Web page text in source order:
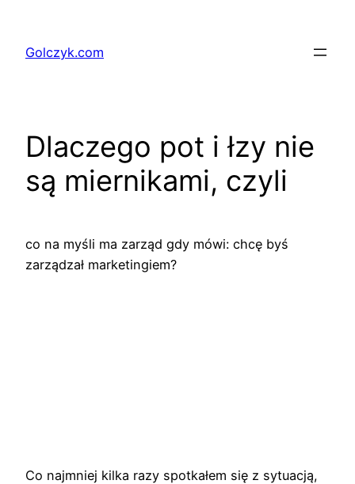
treściGolczyk.com
Dlaczego pot i łzy nie
są miernikami, czyli
co na myśli ma zarząd gdy mówi: chcę byś
zarządzał marketingiem?
Co najmniej kilka razy spotkałem się z sytuacją,